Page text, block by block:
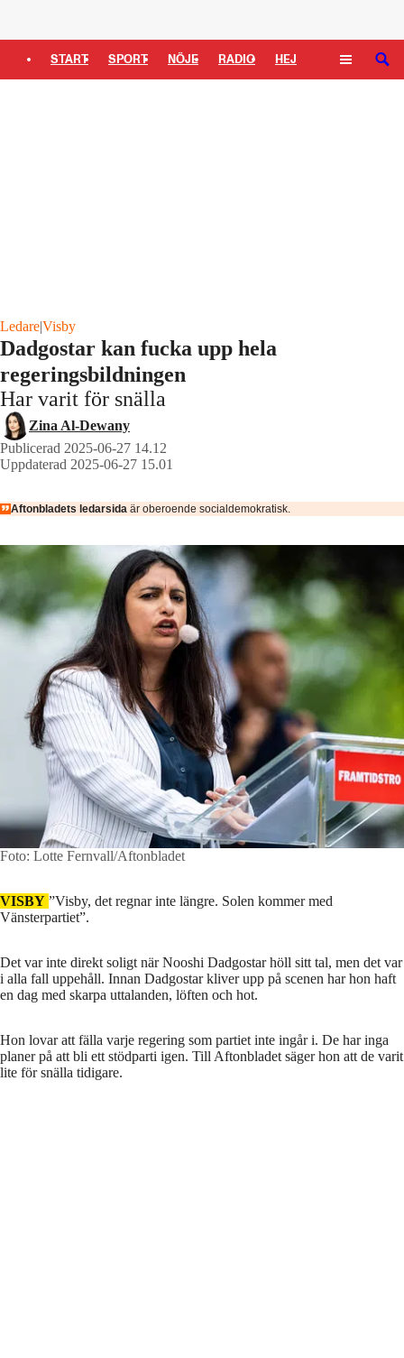
START SPORT NÖJE RADIO HEJ SÖK
Ledare|Visby
Dadgostar kan fucka upp hela
regeringsbildningen
Har varit för snälla
Zina Al-Dewany
Publicerad 2025-06-27 14.12
Uppdaterad 2025-06-27 15.01
Aftonbladets ledarsida är oberoende socialdemokratisk.
Foto: Lotte Fernvall/Aftonbladet
VISBY ”Visby, det regnar inte längre. Solen kommer med
Vänsterpartiet”.
Det var inte direkt soligt när Nooshi Dadgostar höll sitt tal, men det var
i alla fall uppehåll. Innan Dadgostar kliver upp på scenen har hon haft
en dag med skarpa uttalanden, löften och hot.
Hon lovar att fälla varje regering som partiet inte ingår i. De har inga
planer på att bli ett stödparti igen. Till Aftonbladet säger hon att de varit
lite för snälla tidigare.